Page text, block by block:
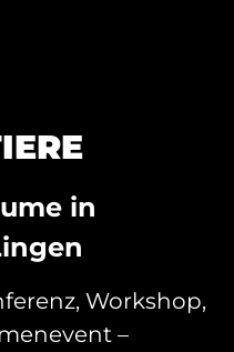
in
Workshop,
–